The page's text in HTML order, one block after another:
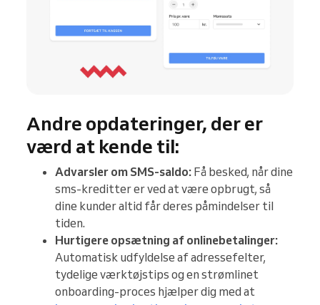
Andre opdateringer, der er
værd at kende til:
Advarsler om SMS-saldo: Få besked, når dine
sms-kreditter er ved at være opbrugt, så
dine kunder altid får deres påmindelser til
tiden.
Hurtigere opsætning af onlinebetalinger:
Automatisk udfyldelse af adressefelter,
tydelige værktøjstips og en strømlinet
onboarding-proces hjælper dig med at